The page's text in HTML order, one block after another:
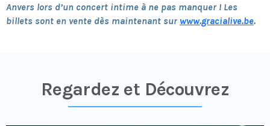
Anvers lors d’un concert intime à ne pas manquer ! Les
billets sont en vente dès maintenant sur www.gracialive.be.
Regardez et Découvrez​